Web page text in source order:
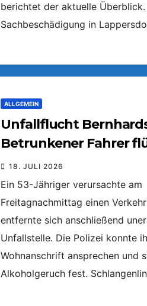
berichtet der aktuelle Überblick.
Sachbeschädigung in
ALLGEMEIN
Unfallflucht
Betrunkener Fahrer
18. JULI 2026
Ein 53-Jähriger verursachte am
Freitagnachmittag einen
entfernte sich anschließend
Unfallstelle. Die Polizei konnte
Wohnanschrift ansprechen und
Alkoholgeruch fest.